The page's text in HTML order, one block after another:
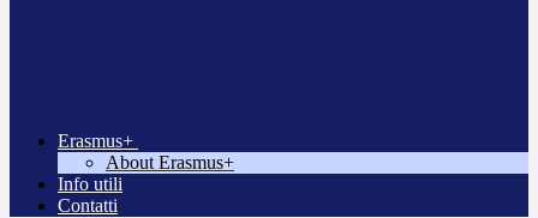
Erasmus+
About Erasmus+
Info utili
Contatti